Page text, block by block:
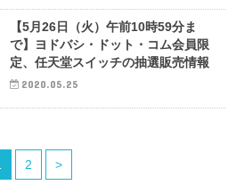
【5月26日（火）午前10時59分ま
で】ヨドバシ・ドット・コム会員限
定、任天堂スイッチの抽選販売情報
2020.05.25
2 >